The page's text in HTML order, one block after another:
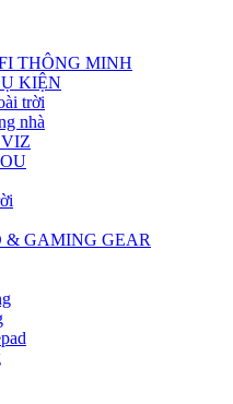
THÔNG MINH
KIỆN
trời
nhà
& GAMING GEAR